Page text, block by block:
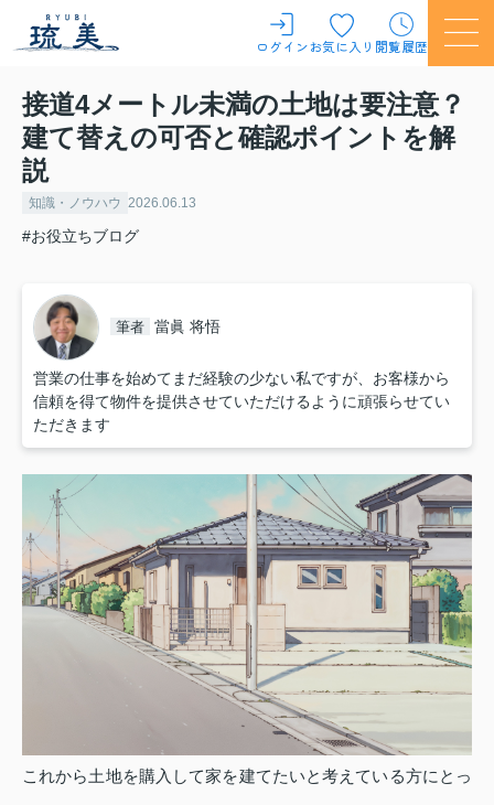
ログインお気に入り 閲覧履歴
接道4メートル未満の土地は要注意？
建て替えの可否と確認ポイントを解
説
知識・ノウハウ 2026.06.13
#お役立ちブログ
筆者 當眞 将悟
営業の仕事を始めてまだ経験の少ない私ですが、お客様から
信頼を得て物件を提供させていただけるように頑張らせてい
ただきます
これから土地を購入して家を建てたいと考えている方にとっ